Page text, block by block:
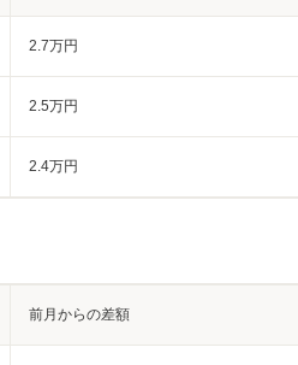
2.7万円
2.5万円
2.4万円
前月からの差額